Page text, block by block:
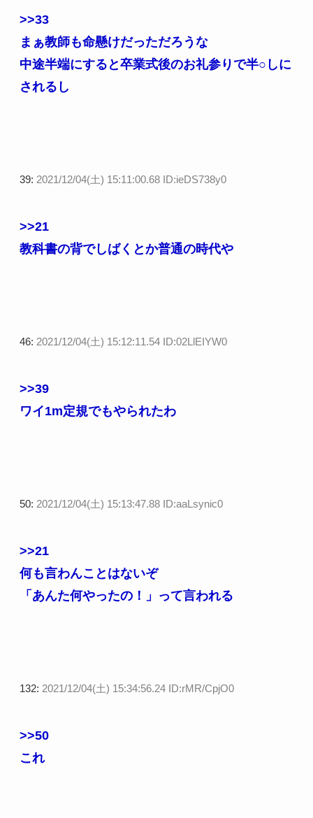
>>33
まぁ教師も命懸けだっただろうな
中途半端にすると卒業式後のお礼参りで半○しに
されるし
39: 2021/12/04(土) 15:11:00.68 ID:ieDS738y0
>>21
教科書の背でしばくとか普通の時代や
46: 2021/12/04(土) 15:12:11.54 ID:02LlEIYW0
>>39
ワイ1m定規でもやられたわ
50: 2021/12/04(土) 15:13:47.88 ID:aaLsynic0
>>21
何も言わんことはないぞ
「あんた何やったの！」って言われる
132: 2021/12/04(土) 15:34:56.24 ID:rMR/CpjO0
>>50
これ